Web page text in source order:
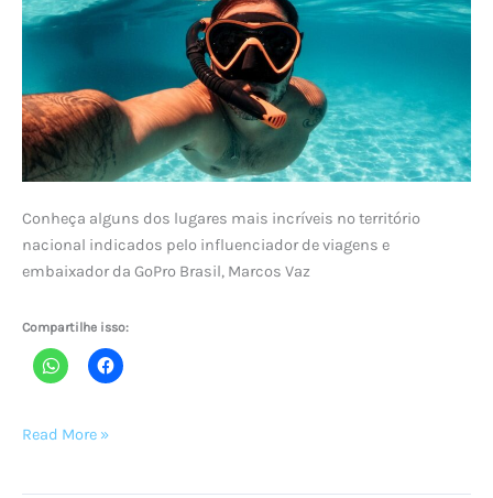
Conheça alguns dos lugares mais incríveis no território
nacional indicados pelo influenciador de viagens e
embaixador da GoPro Brasil, Marcos Vaz
Compartilhe isso:
Os
Read More »